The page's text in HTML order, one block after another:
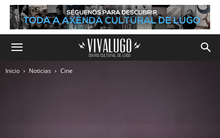
Inicio Noticias Cine